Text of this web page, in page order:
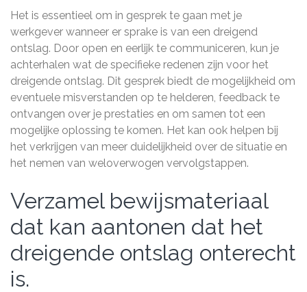
Het is essentieel om in gesprek te gaan met je
werkgever wanneer er sprake is van een dreigend
ontslag. Door open en eerlijk te communiceren, kun je
achterhalen wat de specifieke redenen zijn voor het
dreigende ontslag. Dit gesprek biedt de mogelijkheid om
eventuele misverstanden op te helderen, feedback te
ontvangen over je prestaties en om samen tot een
mogelijke oplossing te komen. Het kan ook helpen bij
het verkrijgen van meer duidelijkheid over de situatie en
het nemen van weloverwogen vervolgstappen.
Verzamel bewijsmateriaal
dat kan aantonen dat het
dreigende ontslag onterecht
is.